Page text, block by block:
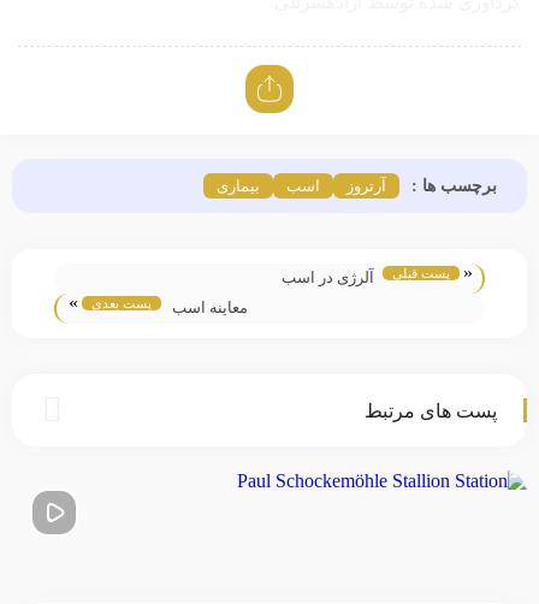
برچسب ها : آرتروز اسب بیماری
« پست قبلی
آلرژی در اسب
معاینه اسب
پست بعدی »
پست های مرتبط